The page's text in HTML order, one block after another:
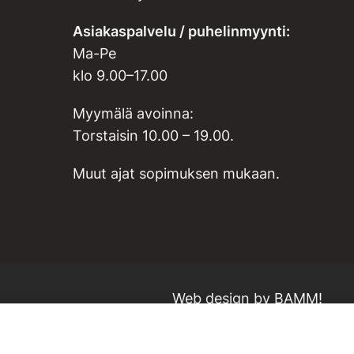
Asiakaspalvelu / puhelinmyynti:
Ma-Pe
klo 9.00–17.00
Myymälä avoinna:
Torstaisin 10.00 – 19.00.
Muut ajat sopimuksen mukaan.
Web design by BAMM!